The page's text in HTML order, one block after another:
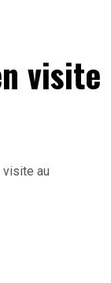
visite
visite au